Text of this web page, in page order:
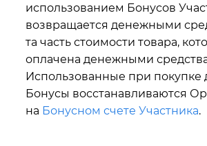
использованием Бонусов
возвращается денежными
та часть стоимости товара,
оплачена денежными
Использованные при покупке
Бонусы восстанавливаются
на Бонусном счете Участника.